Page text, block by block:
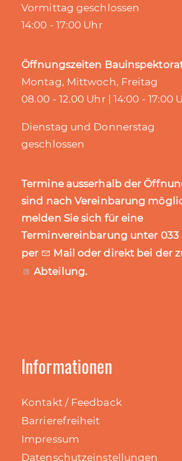
Vormittag geschlossen
14:00 - 17:00 Uhr
Öffnungszeiten
Montag, Mittwoch, Freitag
08.00 - 12.00 Uhr | 14:00 - 17:00
Dienstag und Donnerstag
geschlossen
Termine ausserhalb der
sind nach Vereinbarung
melden Sie sich für eine
Terminvereinbarung unter 033
per
Mail oder direkt bei der
Abteilung.
Informationen
Kontakt / Feedback
Barrierefreiheit
Impressum
Datenschutzeinstellungen